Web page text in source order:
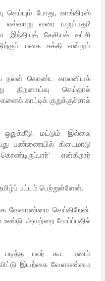
செய்யும் போது, காங்கிரஸ்
வரை யறுப்பது?
இந்தியத் தேசியக் கட்சி
பகை சக்தி என்றும்
நலன் கொண்ட காலனியக்
திறனாய்வு செய்தால்
காட்டிக் குறுக்குச்சால்
மட்டும் இல்லை
பண்ணையில் கிடைமாடு
என்கிறார்
பட்டம் பெற்றுள்ளேன்.
வேளாண்மை செய்கிறேன்.
உண்டு. அவற்றை மேய்ப்பதில்
பலர் கூட பணம்
இயற்கை வேளாண்மை